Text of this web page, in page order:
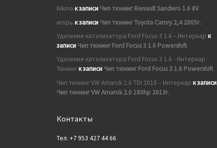
Kikma к записи Чип тюнинг Renault Sandero 1.6 8V
игорь к записи Чип тюнинг Toyota Camry 2,4 2005г.
Удаление катализатора Ford Focus 3 1.6 – Интеркар к
записи Чип тюнинг Ford Focus 3 1.6 Powershift
Удаление катализатора Ford Focus 3 1.6 - Интеркар
Тюнингк записи Чип тюнинг Ford Focus 3 1.6 Powershift
Чип тюнинг VW Amarok 2.0 TDI 2018 – Интеркар к записи
Чип тюнинг VW Amarok 2.0 180hp 2013г.
Контакты
Тел. +7 953 427 44 66